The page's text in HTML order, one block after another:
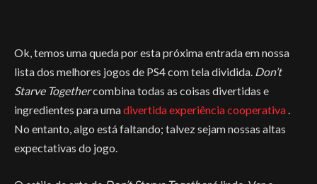
Ok, temos uma queda por esta próxima entrada em nossa
lista dos melhores jogos de PS4 com tela dividida. Don’t
Starve Togethercombina todas as coisas divertidas e
ingredientes para umadivertida experiência cooperativa.
No entanto, algo está faltando; talvez sejam nossas altas
expectativas do jogo.